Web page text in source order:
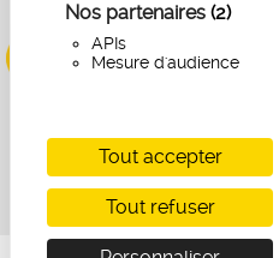
Nos partenaires (2)
APIs
Mesure d'audience
Tout accepter
Tout refuser